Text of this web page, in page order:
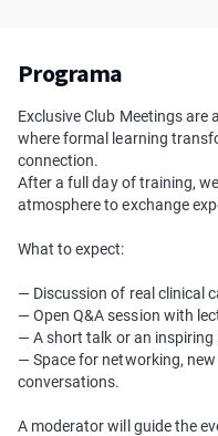
Programa
Exclusive Club Meetings
where formal learning
connection.
After a full day of training,
atmosphere to exchange
What to expect:
— Discussion of real clinical
— Open Q&A session with
— A short talk or an
— Space for networking,
conversations.
A moderator will guide the